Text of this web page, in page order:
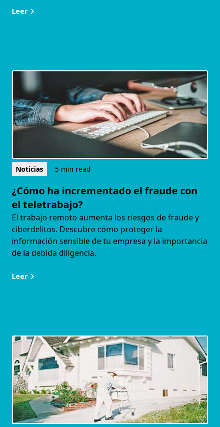
Leer
Noticias 5 min read
¿Cómo ha incrementado el fraude con
el teletrabajo?
El trabajo remoto aumenta los riesgos de fraude y
ciberdelitos. Descubre cómo proteger la
información sensible de tu empresa y la importancia
de la debida diligencia.
Leer